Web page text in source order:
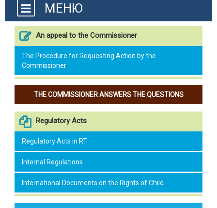
МЕНЮ
An appeal to the Commissioner
The Procedure for Requesting Action by the
Commissioner
THE COMMISSIONER ANSWERS THE QUESTIONS
Regulatory Acts
Regulatory Acts in RT
Internal Regulations
International Documents on the Rights of Child